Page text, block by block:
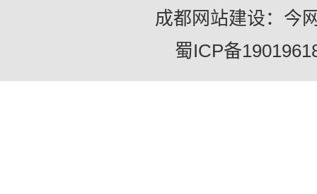
成都网站建设：今
蜀ICP备